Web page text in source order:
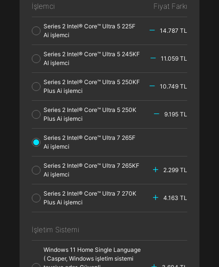
İşlemci Fiyat Farkı
Series 2 Intel® Core™ Ultra 5 225F
Ai işlemci
14.787 TL
Series 2 Intel® Core™ Ultra 5 245KF
AI işlemci
11.059 TL
Series 2 Intel® Core™ Ultra 5 250KF
Plus Ai işlemci
10.749 TL
Series 2 Intel® Core™ Ultra 5 250K
Plus Ai işlemci
9.195 TL
Series 2 Intel® Core™ Ultra 7 265F
Ai işlemci
Series 2 Intel® Core™ Ultra 7 265KF
Ai işlemci
2.299 TL
Series 2 Intel® Core™ Ultra 7 270K
Plus Ai işlemci
4.163 TL
İşletim Sistemi
Windows 11 Home Single Language
( Casper, Windows işletim sistemi